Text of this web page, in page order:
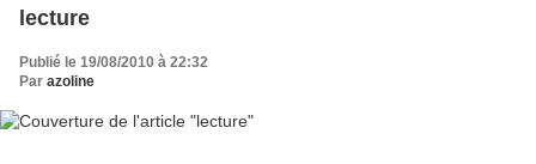
lecture
Publié le 19/08/2010 à 22:32
Par azoline